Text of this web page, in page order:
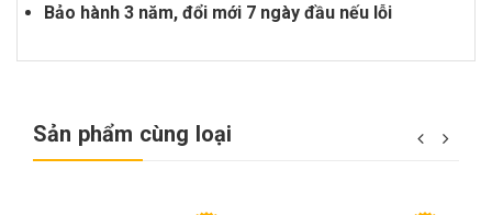
Bảo hành 3 năm, đổi mới 7 ngày đầu nếu lỗi
Sản phẩm cùng loại